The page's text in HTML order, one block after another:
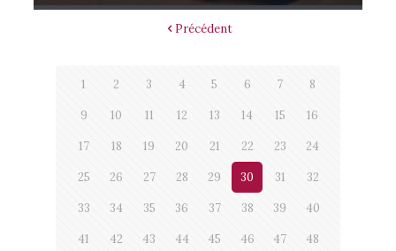
Précédent
1 2 3 4 5 6 7 8
9 10 11 12 13 14 15 16
17 18 19 20 21 22 23 24
25 26 27 28 29 30 31 32
33 34 35 36 37 38 39 40
41 42 43 44 45 46 47 48